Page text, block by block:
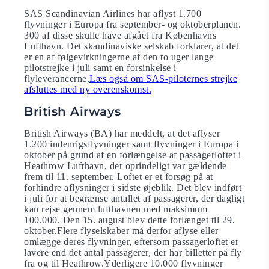
SAS Scandinavian Airlines har aflyst 1.700
flyvninger i Europa fra september- og oktoberplanen.
300 af disse skulle have afgået fra Københavns
Lufthavn. Det skandinaviske selskab forklarer, at det
er en af følgevirkningerne af den to uger lange
pilotstrejke i juli samt en forsinkelse i
flyleverancerne.Læs også om SAS-piloternes strejke
afsluttes med ny overenskomst.
British Airways
British Airways (BA) har meddelt, at det aflyser
1.200 indenrigsflyvninger samt flyvninger i Europa i
oktober på grund af en forlængelse af passagerloftet i
Heathrow Lufthavn, der oprindeligt var gældende
frem til 11. september. Loftet er et forsøg på at
forhindre aflysninger i sidste øjeblik. Det blev indført
i juli for at begrænse antallet af passagerer, der dagligt
kan rejse gennem lufthavnen med maksimum
100.000. Den 15. august blev dette forlænget til 29.
oktober.Flere flyselskaber må derfor aflyse eller
omlægge deres flyvninger, eftersom passagerloftet er
lavere end det antal passagerer, der har billetter på fly
fra og til Heathrow.Yderligere 10.000 flyvninger